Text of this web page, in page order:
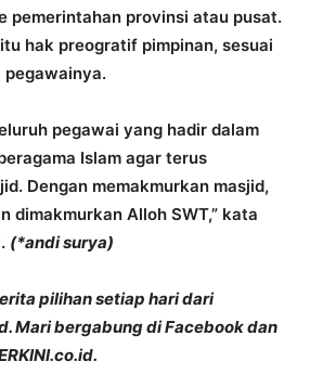
pemerintahan provinsi atau pusat.
hak preogratif pimpinan, sesuai
pegawainya.
pegawai yang hadir dalam
Islam agar terus
Dengan memakmurkan masjid,
dimakmurkan Alloh SWT,” kata
(*andi surya)
pilihan setiap hari dari
Mari bergabung di Facebook dan